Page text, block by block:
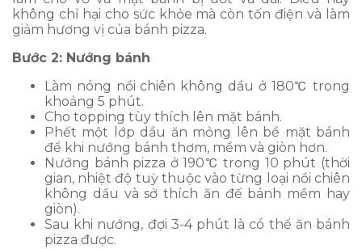
không chỉ hại cho sức khỏe mà còn tốn điện và làm
giảm hương vị của bánh pizza.
Bước 2: Nướng bánh
Làm nóng nồi chiên không dầu ở 180℃ trong
khoảng 5 phút.
Cho topping tùy thích lên mặt bánh.
Phết một lớp dầu ăn mỏng lên bề mặt bánh
để khi nướng bánh thơm, mềm và giòn hơn.
Nướng bánh pizza ở 190℃ trong 10 phút (thời
gian, nhiệt độ tuỳ thuộc vào từng loại nồi chiên
không dầu và sở thích ăn đế bánh mềm hay
giòn).
Sau khi nướng, đợi 3-4 phút là có thể ăn bánh
pizza được.